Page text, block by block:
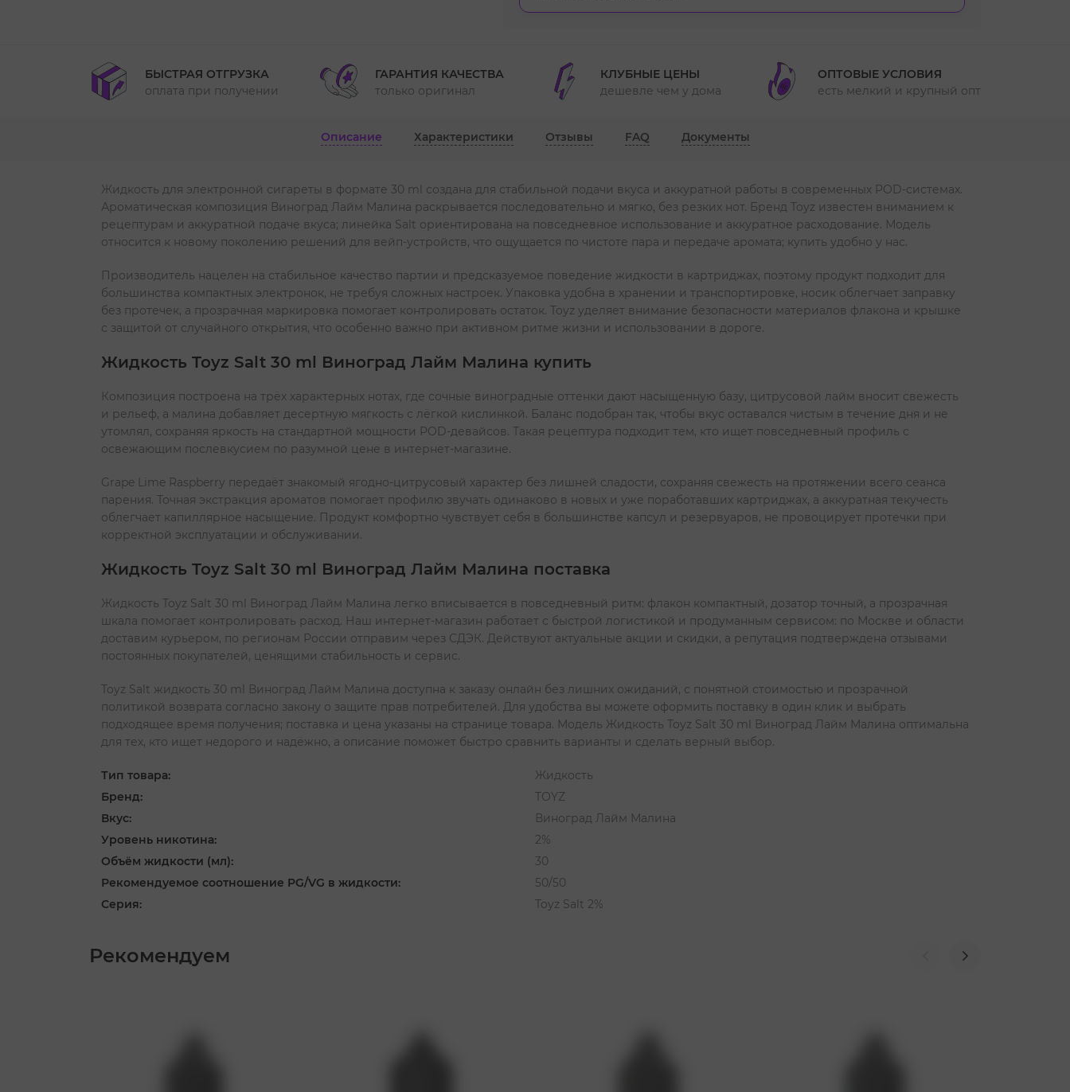
БЫСТРАЯ ОТГРУЗКА
оплата при получении
ГАРАНТИЯ КАЧЕСТВА
только оригинал
КЛУБНЫЕ ЦЕНЫ
дешевле чем у дома
ОПТОВЫЕ УСЛОВИЯ
есть мелкий и крупный опт
Описание Характеристики Отзывы FAQ Документы
Жидкость для электронной сигареты в формате 30 ml создана для стабильной подачи вкуса и аккуратной работы в современных POD-системах.
Ароматическая композиция Виноград Лайм Малина раскрывается последовательно и мягко, без резких нот. Бренд Toyz известен вниманием к
рецептурам и аккуратной подаче вкуса; линейка Salt ориентирована на повседневное использование и аккуратное расходование. Модель
относится к новому поколению решений для вейп-устройств, что ощущается по чистоте пара и передаче аромата; купить удобно у нас.
Производитель нацелен на стабильное качество партии и предсказуемое поведение жидкости в картриджах, поэтому продукт подходит для
большинства компактных электронок, не требуя сложных настроек. Упаковка удобна в хранении и транспортировке, носик облегчает заправку
без протечек, а прозрачная маркировка помогает контролировать остаток. Toyz уделяет внимание безопасности материалов флакона и крышке
с защитой от случайного открытия, что особенно важно при активном ритме жизни и использовании в дороге.
Жидкость Toyz Salt 30 ml Виноград Лайм Малина купить
Композиция построена на трёх характерных нотах, где сочные виноградные оттенки дают насыщенную базу, цитрусовой лайм вносит свежесть
и рельеф, а малина добавляет десертную мягкость с лёгкой кислинкой. Баланс подобран так, чтобы вкус оставался чистым в течение дня и не
утомлял, сохраняя яркость на стандартной мощности POD-девайсов. Такая рецептура подходит тем, кто ищет повседневный профиль с
освежающим послевкусием по разумной цене в интернет-магазине.
Grape Lime Raspberry передаёт знакомый ягодно-цитрусовый характер без лишней сладости, сохраняя свежесть на протяжении всего сеанса
парения. Точная экстракция ароматов помогает профилю звучать одинаково в новых и уже поработавших картриджах, а аккуратная текучесть
облегчает капиллярное насыщение. Продукт комфортно чувствует себя в большинстве капсул и резервуаров, не провоцирует протечки при
корректной эксплуатации и обслуживании.
Жидкость Toyz Salt 30 ml Виноград Лайм Малина поставка
Жидкость Toyz Salt 30 ml Виноград Лайм Малина легко вписывается в повседневный ритм: флакон компактный, дозатор точный, а прозрачная
шкала помогает контролировать расход. Наш интернет-магазин работает с быстрой логистикой и продуманным сервисом: по Москве и области
доставим курьером, по регионам России отправим через СДЭК. Действуют актуальные акции и скидки, а репутация подтверждена отзывами
постоянных покупателей, ценящими стабильность и сервис.
Toyz Salt жидкость 30 ml Виноград Лайм Малина доступна к заказу онлайн без лишних ожиданий, с понятной стоимостью и прозрачной
политикой возврата согласно закону о защите прав потребителей. Для удобства вы можете оформить поставку в один клик и выбрать
подходящее время получения; поставка и цена указаны на странице товара. Модель Жидкость Toyz Salt 30 ml Виноград Лайм Малина оптимальна
для тех, кто ищет недорого и надёжно, а описание поможет быстро сравнить варианты и сделать верный выбор.
Тип товара:
Жидкость
Бренд:
TOYZ
Вкус:
Виноград Лайм Малина
Уровень никотина:
2%
Объём жидкости (мл):
30
Рекомендуемое соотношение PG/VG в жидкости:
50/50
Серия:
Toyz Salt 2%
Рекомендуем